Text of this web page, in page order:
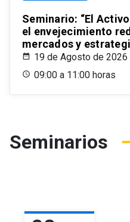
Seminario: “El
el envejecimiento
mercados y
19 de Agosto de 2026
09:00 a 11:00 horas
Seminarios